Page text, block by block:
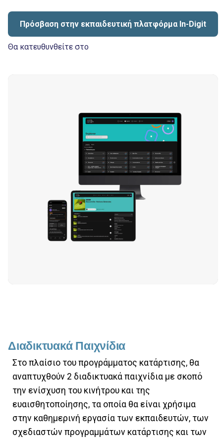
Πρόσβαση στην εκπαιδευτική πλατφόρμα In-Digit
Θα κατευθυνθείτε στο
Διαδικτυακά Παιχνίδια
Στο πλαίσιο του προγράμματος κατάρτισης, θα
αναπτυχθούν 2 διαδικτυακά παιχνίδια με σκοπό
την ενίσχυση του κινήτρου και της
ευαισθητοποίησης, τα οποία θα είναι χρήσιμα
στην καθημερινή εργασία των εκπαιδευτών, των
σχεδιαστών προγραμμάτων κατάρτισης και των